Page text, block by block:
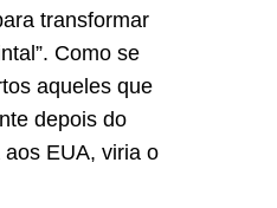
transformar
Como se
aqueles que
depois do
EUA, viria o